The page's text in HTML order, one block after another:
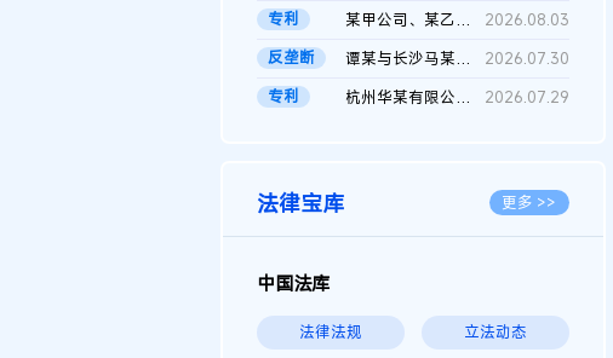
专利
某甲公司、某乙公司、官某与某丙公司专利申请权权属纠纷 二审判决...
2026.08.03
反垄断
谭某与长沙马某堆农产品股份有限公司滥用市场支配地位纠纷二审裁...
2026.07.30
专利
杭州华某有限公司与菲某有限公司侵害发明专利权纠纷 2026.07.29
法律宝库 更多 >>
中国法库
法律法规 立法动态